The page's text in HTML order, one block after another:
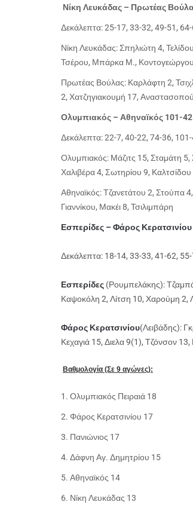
Νίκη Λευκάδας – Πρωτέας
Δεκάλεπτα: 25-17, 33-32, 49-51,
Νίκη Λευκάδας: Σπηλιώτη 4,
Τσέρου, Μπάρκα Μ., Κοντογεώργου
Πρωτέας Βούλας: Καρλάφτη 2,
2, Χατζηγιακουμή 17,
Ολυμπιακός – Αθηναϊκός 101-42
Δεκάλεπτα: 22-7, 40-22, 74-36,
Ολυμπιακός: Μάζιτς 15, Σταμάτη
Χαλιβέρα 4, Σωτηρίου 9,
Αθηναϊκός: Τζανετάτου 2, Στούπα
Γιαννίκου, Μακέι 8, Τσιλιμπάρη
Εσπερίδες – Φάρος
Δεκάλεπτα: 18-14, 33-33, 41-62,
Εσπερίδες (Ρουμπελάκης):
Καψοκόλη 2, Λίτση 10, Χαρούμη
Φάρος Κερατσινίου(Λειβάδης):
Κεχαγιά 15, Διελα 9(1), Τζόνσον
Βαθμολογία (Σε 9 αγώνες):
1. Ολυμπιακός Πειραιά 18
2. Φάρος Κερατσινίου 17
3. Πανιώνιος 17
4. Δάφνη Αγ. Δημητρίου 15
5. Αθηναϊκός 14
6. Νίκη Λευκάδας 13